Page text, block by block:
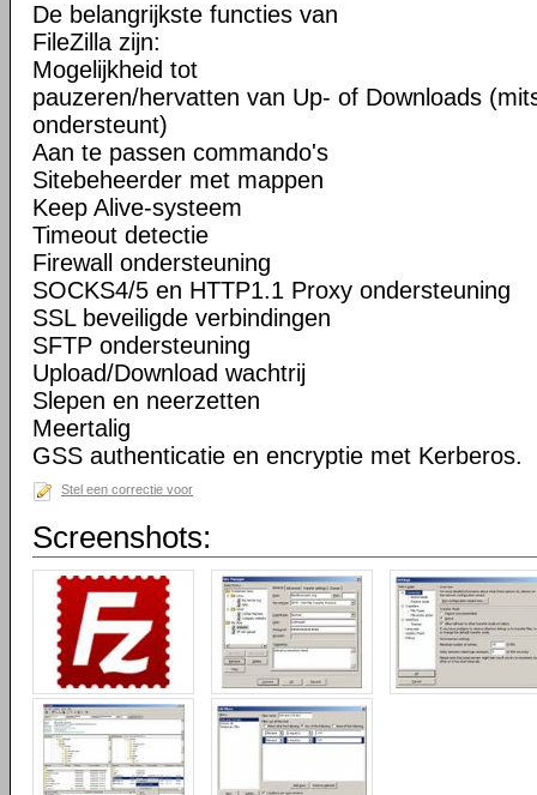
De belangrijkste functies van
FileZilla zijn:
Mogelijkheid tot
pauzeren/hervatten van Up- of Downloads
ondersteunt)
Aan te passen commando's
Sitebeheerder met mappen
Keep Alive-systeem
Timeout detectie
Firewall ondersteuning
SOCKS4/5 en HTTP1.1 Proxy ondersteuning
SSL beveiligde verbindingen
SFTP ondersteuning
Upload/Download wachtrij
Slepen en neerzetten
Meertalig
GSS authenticatie en encryptie met Kerberos.
Stel een correctie voor
Screenshots: